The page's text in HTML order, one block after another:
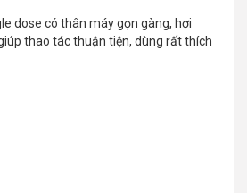
dose có thân máy gọn gàng, hơi
thao tác thuận tiện, dùng rất thích